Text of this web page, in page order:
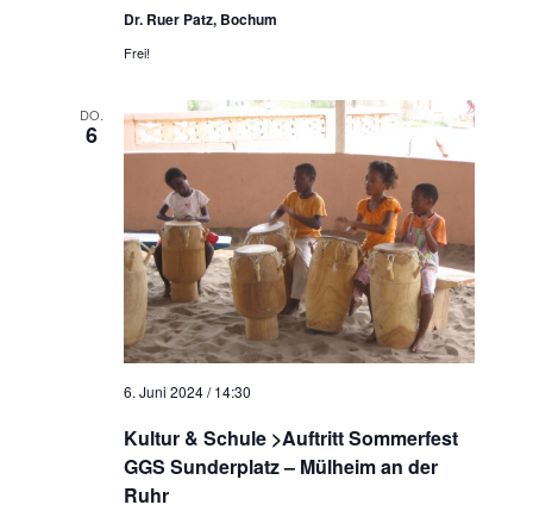
Dr. Ruer Patz, Bochum
Frei!
DO.
6
6. Juni 2024 / 14:30
Kultur & Schule >Auftritt Sommerfest
GGS Sunderplatz – Mülheim an der
Ruhr